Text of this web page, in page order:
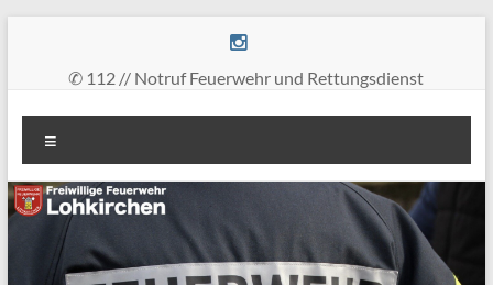
springen✆ 112 // Notruf Feuerwehr und Rettungsdienst
Freiwillige
Feuerwehr
Lohkirchen
retten